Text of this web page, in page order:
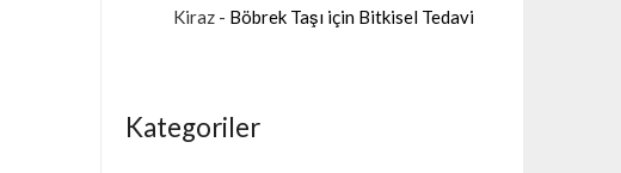
Kiraz- Böbrek Taşı için Bitkisel Tedavi
Kategoriler